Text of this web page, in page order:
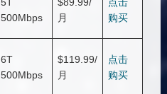
500Mbps
月
购买
6T
500Mbps
$119.99/
月
点击
购买